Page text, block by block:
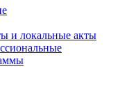
и локальные акты